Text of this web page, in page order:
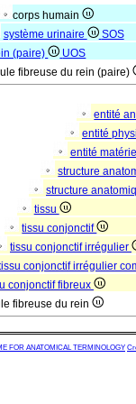
corps humain
système urinaire
SOS
(paire)
UOS
fibreuse du rein (paire)
entité
entité
entité
structure
structure
tissu
tissu conjonctif
tissu conjonctif irrégulier
conjonctif irrégulier
conjonctif fibreux
fibreuse du rein
FOR ANATOMICAL TERMINOLOGY